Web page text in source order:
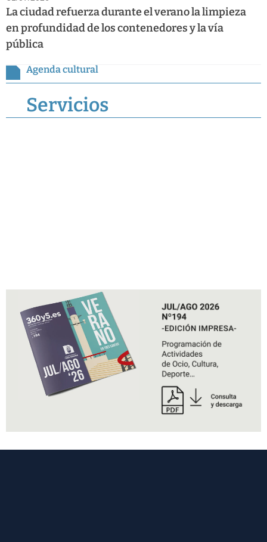
La ciudad refuerza durante el verano la limpieza
en profundidad de los contenedores y la vía
pública
Agenda cultural
Servicios